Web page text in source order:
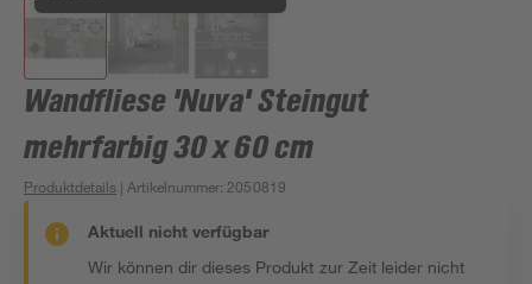
Wandfliese 'Nuva' Steingut
mehrfarbig 30 x 60 cm
Produktdetails | Artikelnummer: 2050819
Aktuell nicht verfügbar
Wir können dir dieses Produkt zur Zeit leider nicht